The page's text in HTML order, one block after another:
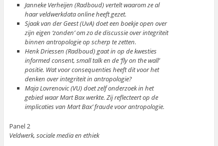
Janneke Verheijen (Radboud) vertelt waarom ze al
haar veldwerkdata online heeft gezet.
Sjaak van der Geest (UvA) doet een boekje open over
zijn eigen ‘zonden’ om zo de discussie over integriteit
binnen antropologie op scherp te zetten.
Henk Driessen (Radboud) gaat in op de kwesties
informed consent, small talk en de ‘fly on the wall’
positie. Wat voor consequenties heeft dit voor het
denken over integriteit in antropologie?
Maja Lovrenovic (VU) doet zelf onderzoek in het
gebied waar Mart Bax werkte. Zij reflecteert op de
implicaties van Mart Bax’ fraude voor antropologie.
Panel 2
Veldwerk, sociale media en ethiek